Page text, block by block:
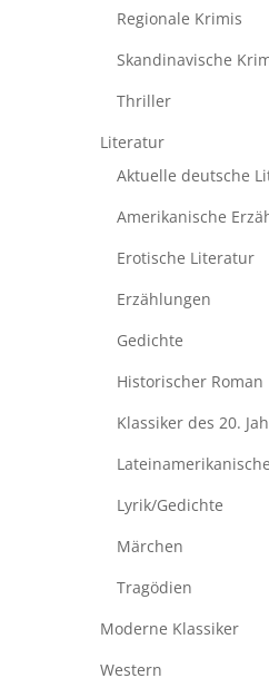
Regionale Krimis
Skandinavische
Thriller
Literatur
Aktuelle deutsche
Amerikanische
Erotische Literatur
Erzählungen
Gedichte
Historischer Roman
Klassiker des 20.
Lyrik/Gedichte
Märchen
Tragödien
Moderne Klassiker
Western